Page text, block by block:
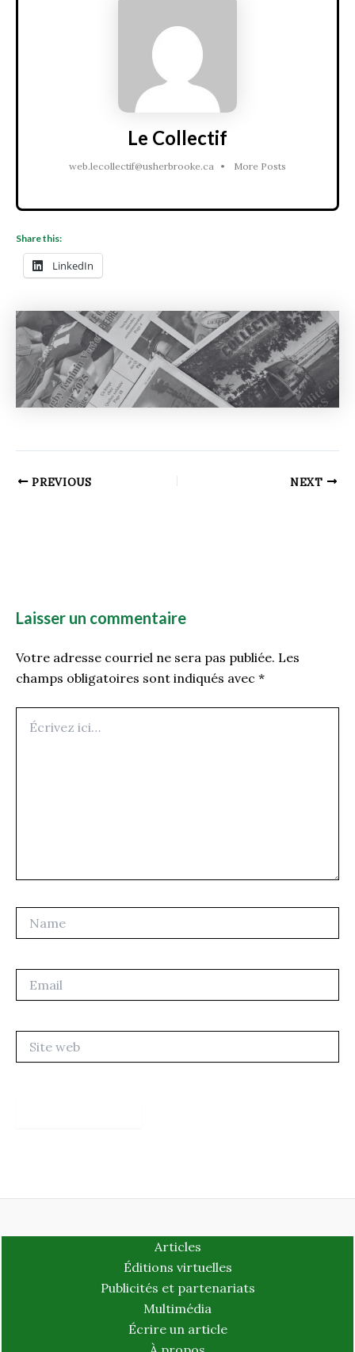
Le Collectif
web.lecollectif@usherbrooke.ca • More Posts
Share this:
LinkedIn
PREVIOUS NEXT
Laisser un commentaire
Votre adresse courriel ne sera pas publiée. Les
champs obligatoires sont indiqués avec *
ici…
web
Articles
Éditions virtuelles
Publicités et partenariats
Multimédia
Écrire un article